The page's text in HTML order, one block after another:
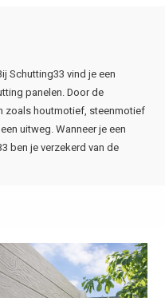
Schutting33 vind je een
panelen. Door de
zoals houtmotief, steenmotief
uitweg. Wanneer je een
ben je verzekerd van de